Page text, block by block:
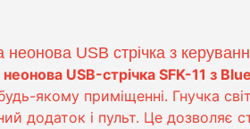
неонова USB стрічка з
неонова USB-стрічка SFK-11 з
якому приміщенні. Гнучка
додаток і пульт. Це дозволяє